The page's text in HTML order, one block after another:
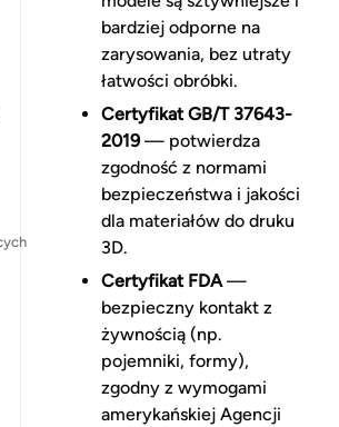
bardziej odporne na
zarysowania, bez utraty
łatwości obróbki.
Certyfikat GB/T 37643-
2019— potwierdza
zgodność z normami
bezpieczeństwa i jakości
dla materiałów do druku
3D.
Certyfikat FDA—
bezpieczny kontakt z
żywnością (np.
pojemniki, formy),
zgodny z wymogami
amerykańskiej Agencji